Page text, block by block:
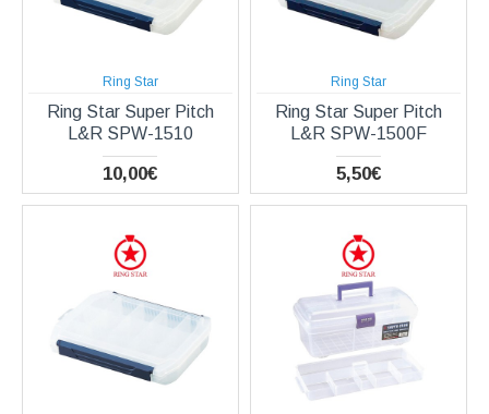
Ring Star
Ring Star Super Pitch
L&R SPW-1510
10,00€
Ring Star
Ring Star Super Pitch
L&R SPW-1500F
5,50€